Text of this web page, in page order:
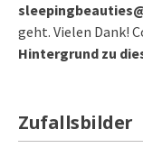
geht. Vielen Dank!
Hintergrund zu
Zufallsbilder